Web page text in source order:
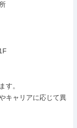
す。
キャリアに応じて異